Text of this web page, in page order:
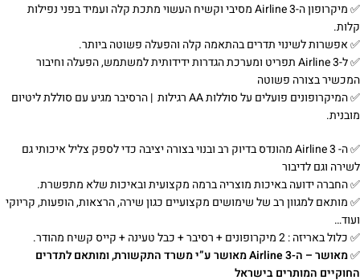
✅‌ מיקרופון ה-Airline 3 מסיבי וקשיח העשוי מתכת קלה ועמיד בפני נפילות
קלות.
✅‌ אפשרות לשינוי תדרים בהתאמה קלה והפעלה פשוטה ביותר.
✅‌ ל-Airline 3 תפריט ומערכת הגדרות ידידותית למשתמש, הפעלה וחיבור
המכשיר בצורה פשוטה
✅‌ המיקרופונים פועלים על סוללות AA רגילות | הרסיבר מגיע עם סוללת ליטיום
מובנית.
✅‌ ה- Airline 3 מהונדס בדיוק רב ובנוי בצורה יציבה כדי לספק צליל איכותי גם
לשירה וגם לדיבור
✅‌ החברה ידועה באיכות מוצריה ברמה מקצועית ובאיכות שלא מתפשרת.
✅‌ מותאם למגוון רב של שימושים מקצועיים כגון שירה, הרצאות, הופעות, קריוקי
ועוד…
✅‌ כלול באריזה : 2 מיקרופונים + רסיבר + כבל טעינה + קייס קשיח מהודר.
✅‌
מאושר – ה-Airline 3 מאושר ע”י משרד התקשורת, ומותאם לתדרים
החוקיים המותרים בישראל